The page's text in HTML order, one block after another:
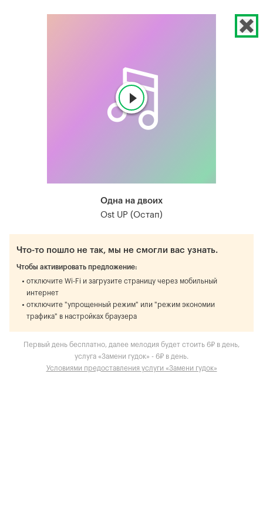
Одна на двоих
Ost UP (Остап)
Что-то пошло не так, мы не смогли вас узнать.
Чтобы активировать предложение:
отключите Wi-Fi и загрузите страницу через мобильный
интернет
отключите "упрощенный режим" или "режим экономии
трафика" в настройках браузера
Первый день бесплатно, далее мелодия будет стоить 6₽ в день,
услуга «Замени гудок» - 6₽ в день.
Условиями предоставления услуги «Замени гудок»